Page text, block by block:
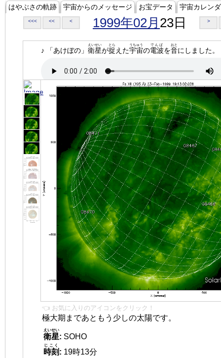
はやぶさの軌跡 宇宙からのメッセージ お宝データ 宇宙カレン
<<< << < 1999年02月 23日 >
♪ 「あけぼの」 衛星
えいせい
が捉
とら
えた宇宙
うちゅう
の電波
でんぱ
を音
おと
にしました。
👈 お気に入りのアイコンをクリック！
極大期まであともう少しの太陽です。
衛星
えいせい
: SOHO
時刻
じこく
: 19時13分